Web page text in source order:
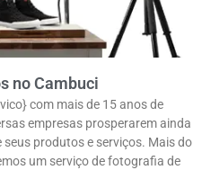
no Cambuci
com mais de 15 anos de
empresas prosperarem ainda
produtos e serviços. Mais do
um serviço de fotografia de